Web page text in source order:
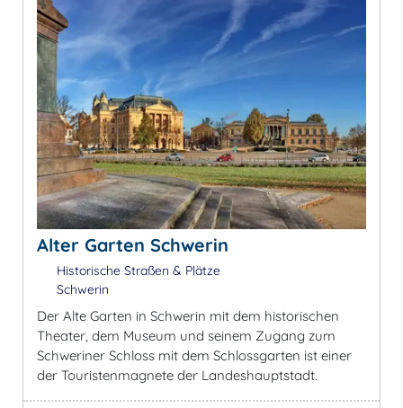
Alter Garten Schwerin
Historische Straßen & Plätze
Schwerin
Der Alte Garten in Schwerin mit dem historischen
Theater, dem Museum und seinem Zugang zum
Schweriner Schloss mit dem Schlossgarten ist einer
der Touristenmagnete der Landeshauptstadt.